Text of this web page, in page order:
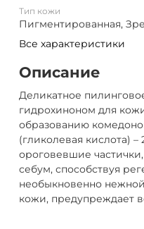
Тип кожи
Пигментированная,
Все характеристики
Описание
Деликатное
гидрохиноном для
образованию
(гликолевая кислота)
ороговевшие
себум, способствуя
необыкновенно
кожи, предупреждает